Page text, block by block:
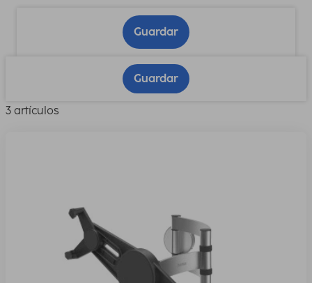
Guardar
Guardar
3 artículos